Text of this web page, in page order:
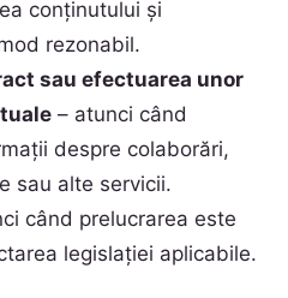
conținutului și
rezonabil.
sau efectuarea unor
– atunci când
despre colaborări,
sau alte servicii.
când prelucrarea este
legislației aplicabile.